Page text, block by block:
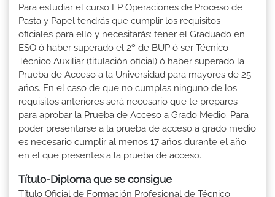
Para estudiar el curso FP Operaciones de Proceso de
Pasta y Papel tendrás que cumplir los requisitos
oficiales para ello y necesitarás: tener el Graduado en
ESO ó haber superado el 2º de BUP ó ser Técnico-
Técnico Auxiliar (titulación oficial) ó haber superado la
Prueba de Acceso a la Universidad para mayores de 25
años. En el caso de que no cumplas ninguno de los
requisitos anteriores será necesario que te prepares
para aprobar la Prueba de Acceso a Grado Medio. Para
poder presentarse a la prueba de acceso a grado medio
es necesario cumplir al menos 17 años durante el año
en el que presentes a la prueba de acceso.
Título-Diploma que se consigue
Título Oficial de Formación Profesional de Técnico